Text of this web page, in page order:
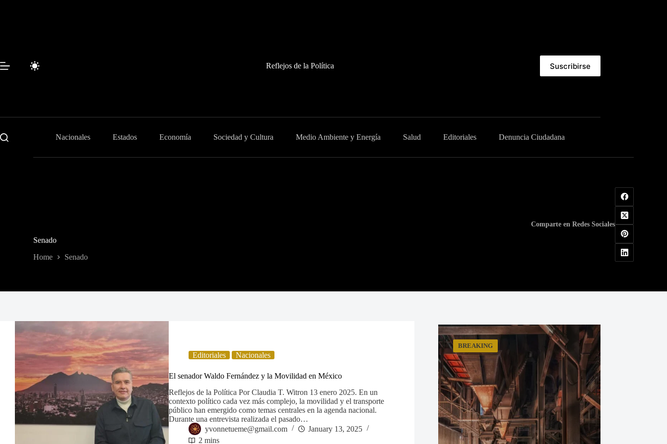
Reflejos de la Política Suscribirse
Nacionales Estados Economía Sociedad y Cultura Medio Ambiente y Energía Salud Editoriales Denuncia Ciudadana
Senado
Home Senado
Comparte en Redes Sociales
Editoriales Nacionales
El senador Waldo Fernández y la Movilidad en México
Reflejos de la Política Por Claudia T. Witron 13 enero 2025. En un
contexto político cada vez más complejo, la movilidad y el transporte
público han emergido como temas centrales en la agenda nacional.
Durante una entrevista realizada el pasado…
yvonnetueme@gmail.com
January 13, 2025
2 mins
BREAKING